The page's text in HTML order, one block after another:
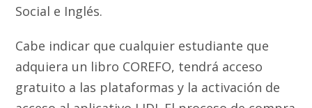
Social e Inglés.
Cabe indicar que cualquier estudiante que
adquiera un libro COREFO, tendrá acceso
gratuito a las plataformas y la activación de